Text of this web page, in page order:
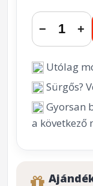
− +
Utólag
Sürgős?
Gyorsan
a következő